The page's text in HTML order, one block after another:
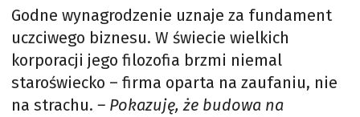
Godne wynagrodzenie uznaje za fundament
uczciwego biznesu. W świecie wielkich
korporacji jego filozofia brzmi niemal
staroświecko – firma oparta na zaufaniu, nie
na strachu. – Pokazuję, że budowa na